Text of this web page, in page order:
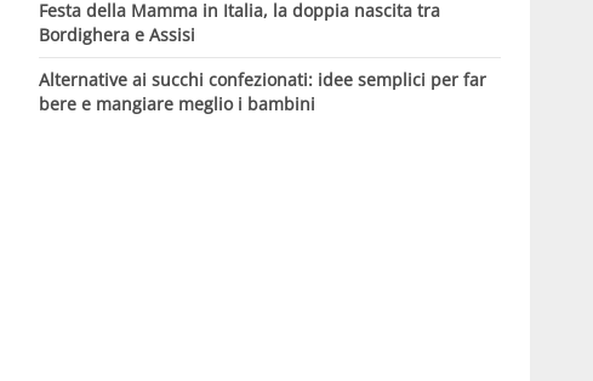
Festa della Mamma in Italia, la doppia nascita tra
Bordighera e Assisi
Alternative ai succhi confezionati: idee semplici per far
bere e mangiare meglio i bambini